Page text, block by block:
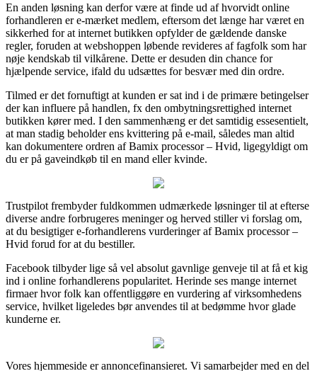
En anden løsning kan derfor være at finde ud af hvorvidt online
forhandleren er e-mærket medlem, eftersom det længe har været en
sikkerhed for at internet butikken opfylder de gældende danske
regler, foruden at webshoppen løbende revideres af fagfolk som har
nøje kendskab til vilkårene. Dette er desuden din chance for
hjælpende service, ifald du udsættes for besvær med din ordre.
Tilmed er det fornuftigt at kunden er sat ind i de primære betingelser
der kan influere på handlen, fx den ombytningsrettighed internet
butikken kører med. I den sammenhæng er det samtidig essesentielt,
at man stadig beholder ens kvittering på e-mail, således man altid
kan dokumentere ordren af Bamix processor – Hvid, ligegyldigt om
du er på gaveindkøb til en mand eller kvinde.
Trustpilot frembyder fuldkommen udmærkede løsninger til at efterse
diverse andre forbrugeres meninger og herved stiller vi forslag om,
at du besigtiger e-forhandlerens vurderinger af Bamix processor –
Hvid forud for at du bestiller.
Facebook tilbyder lige så vel absolut gavnlige genveje til at få et kig
ind i online forhandlerens popularitet. Herinde ses mange internet
firmaer hvor folk kan offentliggøre en vurdering af virksomhedens
service, hvilket ligeledes bør anvendes til at bedømme hvor glade
kunderne er.
Vores hjemmeside er annoncefinansieret. Vi samarbejder med en del